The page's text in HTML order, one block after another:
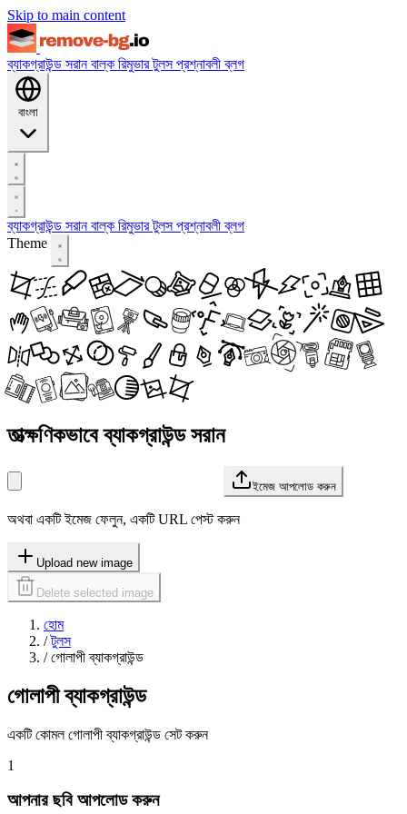
Skip to main content
ব্যাকগ্রাউন্ড সরানবাল্ক রিমুভারটুলসপ্রশ্নাবলীব্লগ
বাংলা
ব্যাকগ্রাউন্ড সরানবাল্ক রিমুভারটুলসপ্রশ্নাবলীব্লগ
Theme
তাত্ক্ষণিকভাবে ব্যাকগ্রাউন্ড সরান
ইমেজ আপলোড করুন
অথবা একটি ইমেজ ফেলুন, একটি URL পেস্ট করুন
Upload new image
Delete selected image
হোম
/ টুলস
/ গোলাপী ব্যাকগ্রাউন্ড
গোলাপী ব্যাকগ্রাউন্ড
একটি কোমল গোলাপী ব্যাকগ্রাউন্ড সেট করুন
1
আপনার ছবি আপলোড করুন